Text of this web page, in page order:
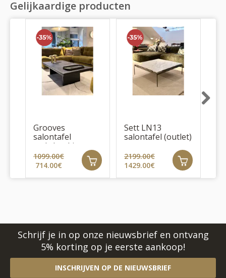
Gelijkaardige producten
Grooves
salontafel
rechthoekig
(outlet)
1099.00€
714.00€
Sett LN13
salontafel (outlet)
2199.00€
1429.00€
Schrijf je in op onze nieuwsbrief en ontvang
5% korting op je eerste aankoop!
INSCHRIJVEN OP DE NIEUWSBRIEF